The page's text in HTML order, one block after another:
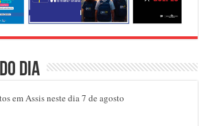
dia
em Assis neste dia 7 de agosto